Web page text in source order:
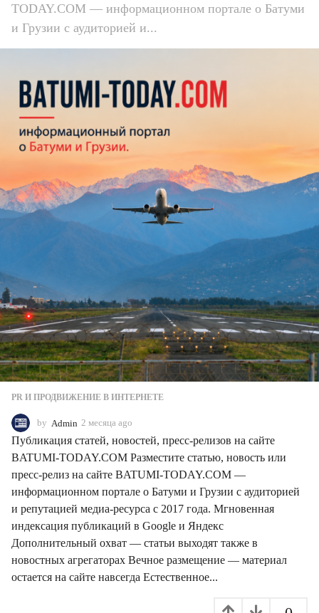
TODAY.COM — информационном портале о Батуми
и Грузии с аудиторией и...
PR И ПРОДВИЖЕНИЕ В ИНТЕРНЕТЕ
by Admin 2 месяца ago
м
с
я
ц
a
g
o
Публикация статей, новостей, пресс-релизов на сайте
BATUMI-TODAY.COM Разместите статью, новость или
пресс-релиз на сайте BATUMI-TODAY.COM —
информационном портале о Батуми и Грузии с аудиторией
и репутацией медиа-ресурса с 2017 года. Мгновенная
индексация публикаций в Google и Яндекс
Дополнительный охват — статьи выходят также в
новостных агрегаторах Вечное размещение — материал
остается на сайте навсегда Естественное...